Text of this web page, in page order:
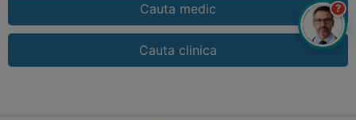
Cauta medic
Cauta clinica
?